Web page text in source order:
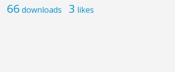
66 downloads 3 likes